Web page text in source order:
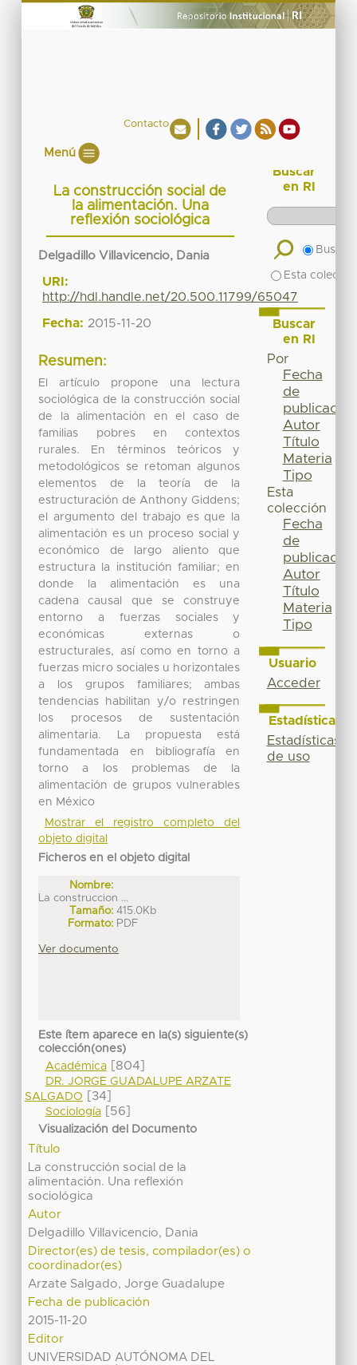
Contacto
Menú
La construcción social de
la alimentación. Una
reflexión sociológica
Delgadillo Villavicencio, Dania
URI:
http://hdl.handle.net/20.500.11799/65047
Fecha: 2015-11-20
Resumen:
El artículo propone una lectura
sociológica de la construcción social
de la alimentación en el caso de
familias pobres en contextos
rurales. En términos teóricos y
metodológicos se retoman algunos
elementos de la teoría de la
estructuración de Anthony Giddens;
el argumento del trabajo es que la
alimentación es un proceso social y
económico de largo aliento que
estructura la institución familiar; en
donde la alimentación es una
cadena causal que se construye
entorno a fuerzas sociales y
económicas externas o
estructurales, así como en torno a
fuerzas micro sociales u horizontales
a los grupos familiares; ambas
tendencias habilitan y/o restringen
los procesos de sustentación
alimentaria. La propuesta está
fundamentada en bibliografía en
torno a los problemas de la
alimentación de grupos vulnerables
en México
Mostrar el registro completo del
objeto digital
Ficheros en el objeto digital
Nombre:
La construccion ...
Tamaño: 415.0Kb
Formato: PDF
Ver documento
Este ítem aparece en la(s) siguiente(s)
colección(ones)
Académica[804]
DR. JORGE GUADALUPE ARZATE
SALGADO
[34]
Sociología[56]
Visualización del Documento
Título
La construcción social de la
alimentación. Una reflexión
sociológica
Autor
Delgadillo Villavicencio, Dania
Director(es) de tesis, compilador(es) o
coordinador(es)
Arzate Salgado, Jorge Guadalupe
Fecha de publicación
2015-11-20
Editor
UNIVERSIDAD AUTÓNOMA DEL
Buscar
en RI
Buscar
Esta
Buscar
en RI
Por
Fecha
de
publicación
Autor
Título
Materia
Tipo
Esta
colección
Fecha
de
publicación
Autor
Título
Materia
Tipo
Usuario
Acceder
Estadísticas
Estadísticas
de uso